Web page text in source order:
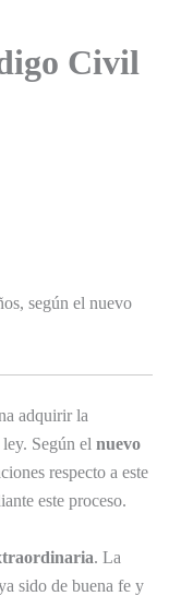
Civil
según el nuevo
adquirir la
Según el nuevo
respecto a este
este proceso.
. La
sido de buena fe y